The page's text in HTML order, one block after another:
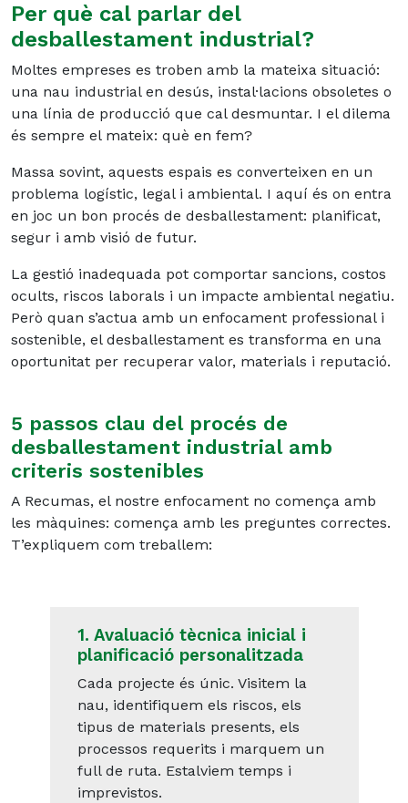
Per què cal parlar del
desballestament industrial?
Moltes empreses es troben amb la mateixa situació:
una nau industrial en desús, instal·lacions obsoletes o
una línia de producció que cal desmuntar. I el dilema
és sempre el mateix: què en fem?
Massa sovint, aquests espais es converteixen en un
problema logístic, legal i ambiental. I aquí és on entra
en joc un bon procés de desballestament: planificat,
segur i amb visió de futur.
La gestió inadequada pot comportar sancions, costos
ocults, riscos laborals i un impacte ambiental negatiu.
Però quan s’actua amb un enfocament professional i
sostenible, el desballestament es transforma en una
oportunitat per recuperar valor, materials i reputació.
5 passos clau del procés de
desballestament industrial amb
criteris sostenibles
A Recumas, el nostre enfocament no comença amb
les màquines: comença amb les preguntes correctes.
T’expliquem com treballem:
1. Avaluació tècnica inicial i
planificació personalitzada
Cada projecte és únic. Visitem la
nau, identifiquem els riscos, els
tipus de materials presents, els
processos requerits i marquem un
full de ruta. Estalviem temps i
imprevistos.